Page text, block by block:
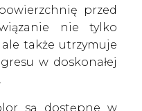
przed
nie tylko
ale także utrzymuje
w doskonałej
są dostępne w